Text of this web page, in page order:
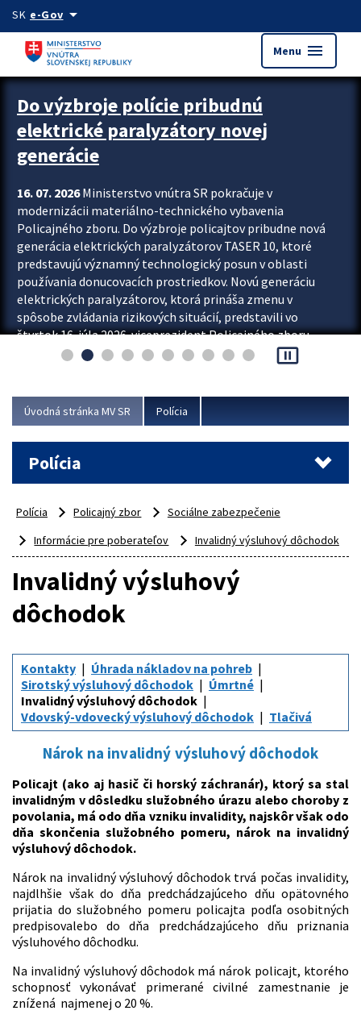
Preskocit na hlavný obsah
SK e-Govarrow_drop_down
Menu menu
Zastavit automatický posun upútavok
Do výzbroje polície pribudnú
elektrické paralyzátory novej
generácie
16. 07. 2026Ministerstvo vnútra SR pokračuje v
modernizácii materiálno-technického vybavenia
Policajného zboru. Do výzbroje policajtov pribudne nová
generácia elektrických paralyzátorov TASER 10, ktoré
predstavujú významný technologický posun v oblasti
používania donucovacích prostriedkov. Novú generáciu
elektrických paralyzátorov, ktorá prináša zmenu v
spôsobe zvládania rizikových situácií, predstavili vo
štvrtok 16. júla 2026 viceprezident Policajného zboru
Rastislav Polakovič a riaditeľ odboru výcviku...
pause_presentation
Úvodná stránka MV SR Polícia
Polícia
Polícia Policajný zbor
Sociálne zabezpečenie
Informácie pre poberateľov
Invalidný výsluhový dôchodok
Invalidný výsluhový
dôchodok
Kontakty
Úhrada nákladov na pohreb
Sirotský výsluhový dôchodok
Úmrtné
Invalidný výsluhový dôchodok
Vdovský-vdovecký výsluhový dôchodok
Tlačivá
Nárok na invalidný výsluhový dôchodok
Policajt (ako aj hasič či horský záchranár), ktorý sa stal
invalidným v dôsledku služobného úrazu alebo choroby z
povolania, má odo dňa vzniku invalidity, najskôr však odo
dňa skončenia služobného pomeru, nárok na invalidný
výsluhový dôchodok.
Nárok na invalidný výsluhový dôchodok trvá počas invalidity,
najdlhšie však do dňa predchádzajúceho dňu opätovného
prijatia do služobného pomeru policajta podľa osobitných
predpisovalebo do dňa predchádzajúceho dňu priznania
výsluhového dôchodku.
Na invalidný výsluhový dôchodok má nárok policajt, ktorého
schopnosť vykonávať primerané civilné zamestnanie je
znížená najmenej o 20 %.